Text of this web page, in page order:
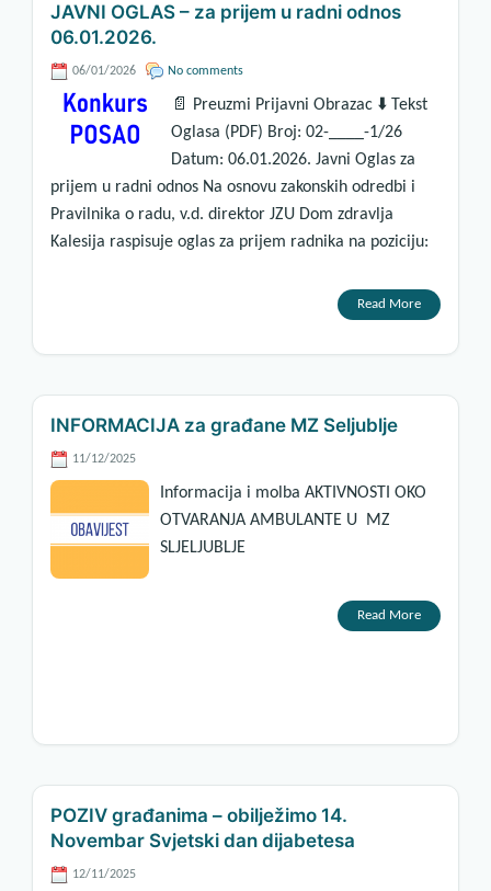
JAVNI OGLAS – za prijem u radni odnos
06.01.2026.
06/01/2026 No comments
📄 Preuzmi Prijavni Obrazac ⬇️ Tekst
Oglasa (PDF) Broj: 02-____-1/26
Datum: 06.01.2026. Javni Oglas za
prijem u radni odnos Na osnovu zakonskih odredbi i
Pravilnika o radu, v.d. direktor JZU Dom zdravlja
Kalesija raspisuje oglas za prijem radnika na poziciju:
Read More
INFORMACIJA za građane MZ Seljublje
11/12/2025
Informacija i molba AKTIVNOSTI OKO
OTVARANJA AMBULANTE U MZ
SLJELJUBLJE
Read More
POZIV građanima – obilježimo 14.
Novembar Svjetski dan dijabetesa
12/11/2025